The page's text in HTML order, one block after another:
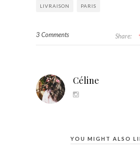
LIVRAISON PARIS
3 Comments Share:
Céline
YOU MIGHT ALSO